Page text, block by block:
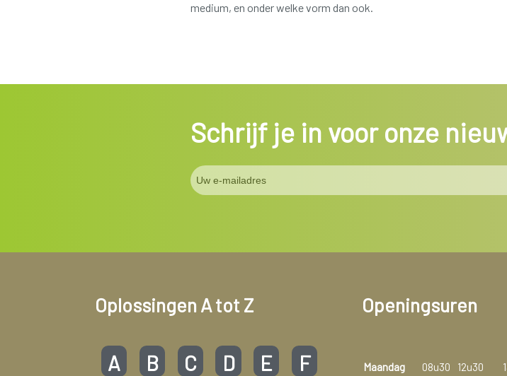
medium, en onder welke vorm dan ook.
Schrijf je in voor onze
Oplossingen A tot Z
A B C D E
F
Openingsuren
Maandag 08u30 12u30